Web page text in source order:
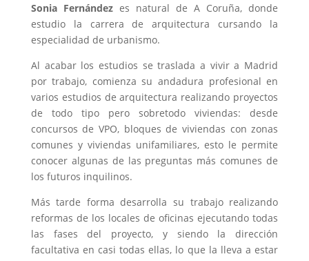
Sonia Fernándezes natural de A Coruña, donde
estudio la carrera de arquitectura cursando la
especialidad de urbanismo.
Al acabar los estudios se traslada a vivir a Madrid
por trabajo, comienza su andadura profesional en
varios estudios de arquitectura realizando proyectos
de todo tipo pero sobretodo viviendas: desde
concursos de VPO, bloques de viviendas con zonas
comunes y viviendas unifamiliares, esto le permite
conocer algunas de las preguntas más comunes de
los futuros inquilinos.
Más tarde forma desarrolla su trabajo realizando
reformas de los locales de oficinas ejecutando todas
las fases del proyecto, y siendo la dirección
facultativa en casi todas ellas, lo que la lleva a estar